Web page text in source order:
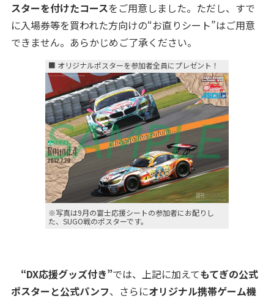
スターを付けたコースをご用意しました。ただし、すで
に入場券等を買われた方向けの“お直りシート”はご用意
できません。あらかじめご了承ください。
■ オリジナルポスターを参加者全員にプレゼント！
※写真は9月の富士応援シートの参加者にお配りし
た、SUGO戦のポスターです。
“DX応援グッズ付き”では、上記に加えてもてぎの公式
ポスターと公式パンフ、さらにオリジナル携帯ゲーム機